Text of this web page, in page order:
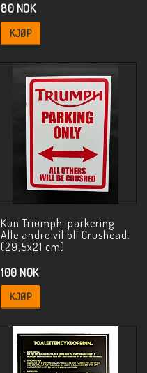
80 NOK
KJØP
Kun Triumph-parkering
Alle andre vil bli Crushead.
(29,5x21 cm)
100 NOK
KJØP